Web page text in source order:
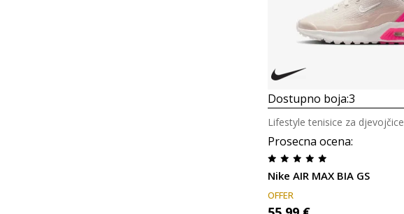
Dostupno boja:3
Prosecna ocena:
Nike AIR MAX BIA GS
Lifestyle tenisice za djevojčice
OFFER